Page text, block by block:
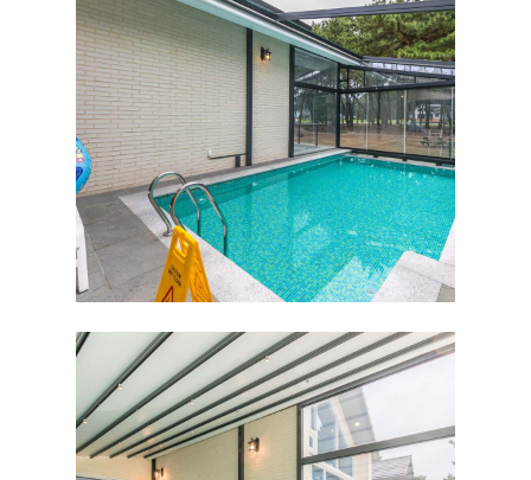
HOME
ABOUT
펜션소개
외부풍경
ROOMS
가은빌
나은빌
FACILITY
예약안내
예약하기
TRAVEL
COMMUNITY